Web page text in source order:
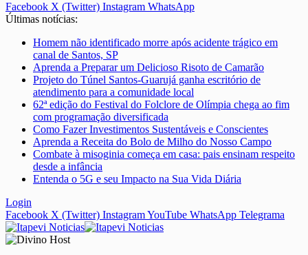
Facebook X (Twitter) Instagram WhatsApp
Últimas notícias:
Homem não identificado morre após acidente trágico em
canal de Santos, SP
Aprenda a Preparar um Delicioso Risoto de Camarão
Projeto do Túnel Santos-Guarujá ganha escritório de
atendimento para a comunidade local
62ª edição do Festival do Folclore de Olímpia chega ao fim
com programação diversificada
Como Fazer Investimentos Sustentáveis e Conscientes
Aprenda a Receita do Bolo de Milho do Nosso Campo
Combate à misoginia começa em casa: pais ensinam respeito
desde a infância
Entenda o 5G e seu Impacto na Sua Vida Diária
Login
Facebook X (Twitter) InstagramYouTube WhatsApp Telegrama